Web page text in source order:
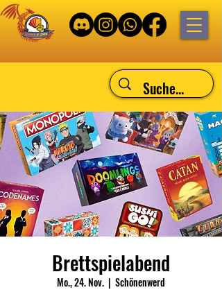
Brettspielabend
Mo., 24. Nov.
  |
Schönenwerd